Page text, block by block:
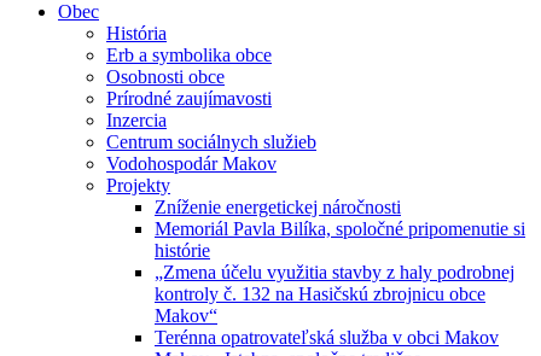
Obec
História
Erb a symbolika obce
Osobnosti obce
Prírodné zaujímavosti
Inzercia
Centrum sociálnych služieb
Vodohospodár Makov
Projekty
Zníženie energetickej náročnosti
Memoriál Pavla Bilíka, spoločné pripomenutie si
histórie
„Zmena účelu využitia stavby z haly podrobnej
kontroly č. 132 na Hasičskú zbrojnicu obce
Makov“
Terénna opatrovateľská služba v obci Makov